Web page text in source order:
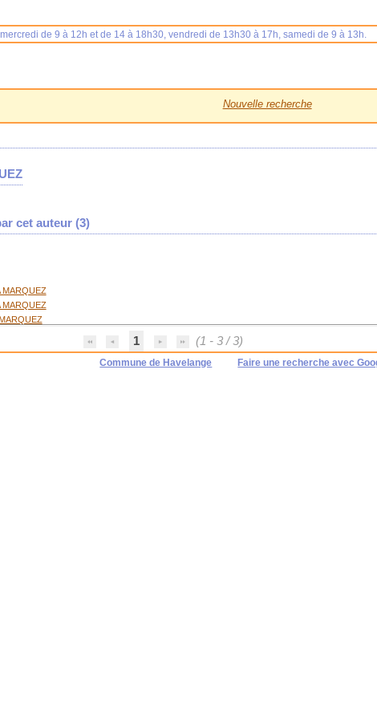
Nouvelle recherche
cet auteur (3)
MARQUEZ
MARQUEZ
1 (1 - 3 / 3)
Commune de Havelange Faire une recherche avec
de 9 à 12h et de 14 à 18h30, vendredi de 13h30 à 17h, samedi de 9 à 13h.